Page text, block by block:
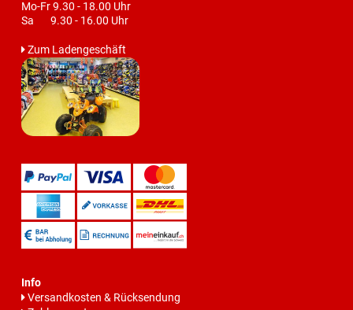
Mo-Fr 9.30 - 18.00 Uhr
Sa 9.30 - 16.00 Uhr
Zum Ladengeschäft
Info
Versandkosten & Rücksendung